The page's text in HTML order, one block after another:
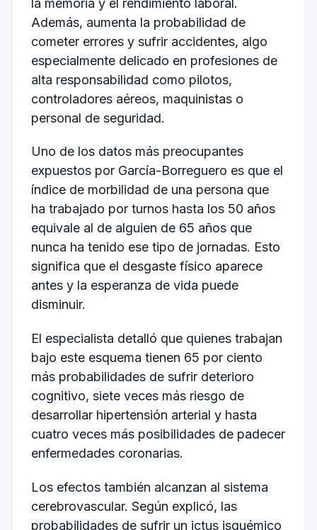
Además, aumenta la probabilidad de
cometer errores y sufrir accidentes, algo
especialmente delicado en profesiones de
alta responsabilidad como pilotos,
controladores aéreos, maquinistas o
personal de seguridad.
Uno de los datos más preocupantes
expuestos por García-Borreguero es que el
índice de morbilidad de una persona que
ha trabajado por turnos hasta los 50 años
equivale al de alguien de 65 años que
nunca ha tenido ese tipo de jornadas. Esto
significa que el desgaste físico aparece
antes y la esperanza de vida puede
disminuir.
El especialista detalló que quienes trabajan
bajo este esquema tienen 65 por ciento
más probabilidades de sufrir deterioro
cognitivo, siete veces más riesgo de
desarrollar hipertensión arterial y hasta
cuatro veces más posibilidades de padecer
enfermedades coronarias.
Los efectos también alcanzan al sistema
cerebrovascular. Según explicó, las
probabilidades de sufrir un ictus isquémico